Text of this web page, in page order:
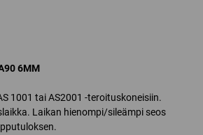
6MM
1001 tai AS2001 -teroituskoneisiin.
Laikan hienompi/sileämpi seos